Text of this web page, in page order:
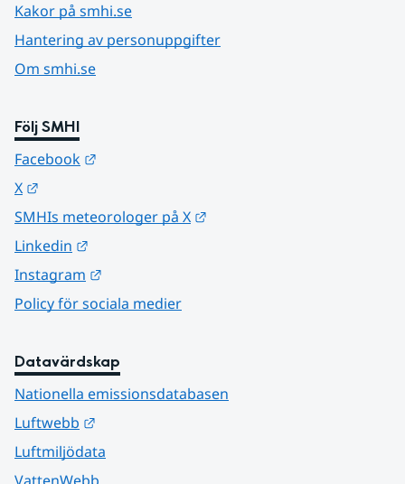
Kakor på smhi.se
Hantering av personuppgifter
Om smhi.se
Följ SMHI
Facebook
X
SMHIs meteorologer på X
Linkedin
Instagram
Policy för sociala medier
Datavärdskap
Nationella emissionsdatabasen
Luftwebb
Luftmiljödata